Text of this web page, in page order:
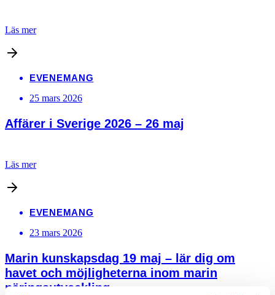
Läs mer
EVENEMANG
25 mars 2026
Affärer i Sverige 2026 – 26 maj
Läs mer
EVENEMANG
23 mars 2026
Marin kunskapsdag 19 maj – lär dig om
havet och möjligheterna inom marin
näringsutveckling